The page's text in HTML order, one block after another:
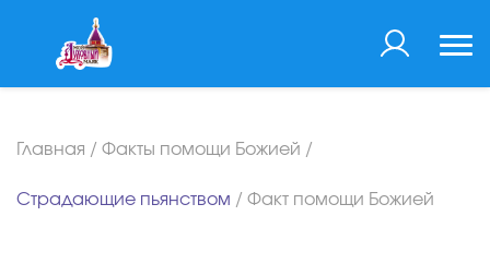
Главная / Факты помощи Божией /
Страдающие пьянством / Факт помощи Божией